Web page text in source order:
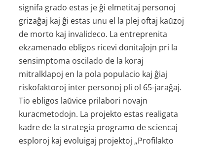
signifa grado estas je ĝi elmetitaj personoj
grizaĝaj kaj ĝi estas unu el la plej oftaj kaŭzoj
de morto kaj invalideco. La entreprenita
ekzamenado ebligos ricevi donitaĵojn pri la
sensimptoma oscilado de la koraj
mitralklapoj en la pola populacio kaj ĝiaj
riskofaktoroj inter personoj pli ol 65-jaraĝaj.
Tio ebligos laŭvice prilabori novajn
kuracmetodojn. La projekto estas realigata
kadre de la strategia programo de sciencaj
esploroj kaj evoluigaj projektoj „Profilakto